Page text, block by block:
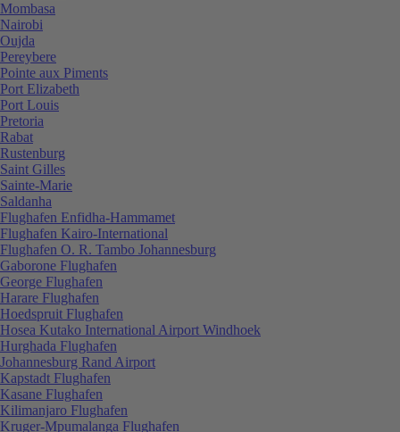
Mombasa
Nairobi
Oujda
Pereybere
Pointe aux Piments
Port Elizabeth
Port Louis
Pretoria
Rabat
Rustenburg
Saint Gilles
Sainte-Marie
Saldanha
Flughafen Enfidha-Hammamet
Flughafen Kairo-International
Flughafen O. R. Tambo Johannesburg
Gaborone Flughafen
George Flughafen
Harare Flughafen
Hoedspruit Flughafen
Hosea Kutako International Airport Windhoek
Hurghada Flughafen
Johannesburg Rand Airport
Kapstadt Flughafen
Kasane Flughafen
Kilimanjaro Flughafen
Kruger-Mpumalanga Flughafen